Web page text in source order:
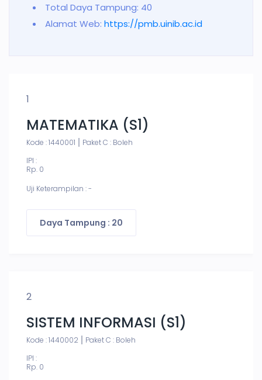
Total Daya Tampung: 40
Alamat Web: https://pmb.uinib.ac.id
1
MATEMATIKA (S1)
Kode : 1440001
Paket C : Boleh
IPI :
Rp. 0
Uji Keterampilan : -
Daya Tampung : 20
2
SISTEM INFORMASI (S1)
Kode : 1440002
Paket C : Boleh
IPI :
Rp. 0